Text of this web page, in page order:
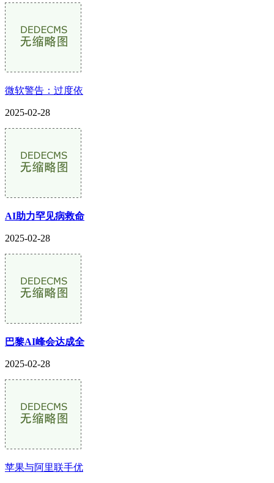
微软警告：过度依
2025-02-28
AI助力罕见病救命
2025-02-28
巴黎AI峰会达成全
2025-02-28
苹果与阿里联手优